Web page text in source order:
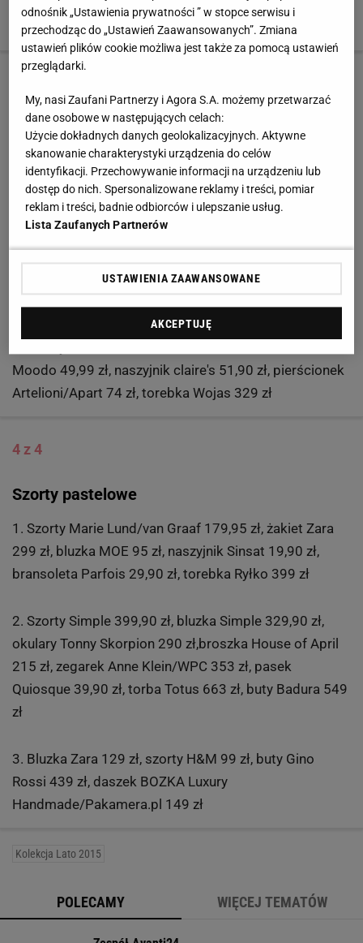
Solano 260 zł, naszyjnik Kiki Mikado 195 zł, buty
Conhpol 529 zł
Szorty jak z lat 60.
1.Szorty H&M 139,90 zł, koszula Makalu 189 zł,
naszyjnik House of Mima 99 zł, torebka Parfois 69,90
zł, buty Venezia 359 zł
2.Szorty Inga Buczyńska/Mustache.pl 190 zł, top Sisley
139 zł, bransoletki Venis 310 zł, torebka CCC 79,99 zł,
Moodo 49,99 zł, naszyjnik claire's 51,90 zł, pierścionek
Artelioni/Apart 74 zł, torebka Wojas 329 zł
4 z 4
Szorty pastelowe
1. Szorty Marie Lund/van Graaf 179,95 zł, żakiet Zara
299 zł, bluzka MOE 95 zł, naszyjnik Sinsat 19,90 zł,
bransoleta Parfois 29,90 zł, torebka Ryłko 399 zł
2. Szorty Simple 399,90 zł, bluzka Simple 329,90 zł,
okulary Tonny Skorpion 290 zł,broszka House of April
215 zł, zegarek Anne Klein/WPC 353 zł, pasek
Quiosque 39,90 zł, torba Totus 663 zł, buty Badura 549
zł
3. Bluzka Zara 129 zł, szorty H&M 99 zł, buty Gino
Rossi 439 zł, daszek BOZKA Luxury
Handmade/Pakamera.pl 149 zł
Kolekcja Lato 2015
POLECAMY WIĘCEJ TEMATÓW
odnośnik „Ustawienia prywatności ” w stopce serwisu i
przechodząc do „Ustawień Zaawansowanych”. Zmiana
ustawień plików cookie możliwa jest także za pomocą ustawień
przeglądarki.
My, nasi Zaufani Partnerzy i Agora S.A. możemy przetwarzać
dane osobowe w następujących celach:
Użycie dokładnych danych geolokalizacyjnych. Aktywne
skanowanie charakterystyki urządzenia do celów
identyfikacji. Przechowywanie informacji na urządzeniu lub
dostęp do nich. Spersonalizowane reklamy i treści, pomiar
reklam i treści, badnie odbiorców i ulepszanie usług.
Lista Zaufanych Partnerów
USTAWIENIA ZAAWANSOWANE
AKCEPTUJĘ